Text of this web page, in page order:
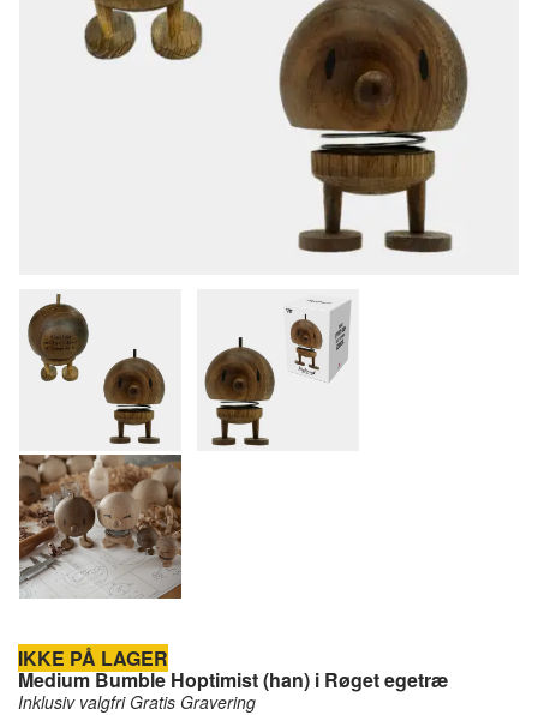
KONTAKT KØB & BETALING
LEVERING & AFHENTNING
SØG
IKKE PÅ LAGER
Medium Bumble Hoptimist (han) i Røget egetræ
Inklusiv valgfri Gratis Gravering